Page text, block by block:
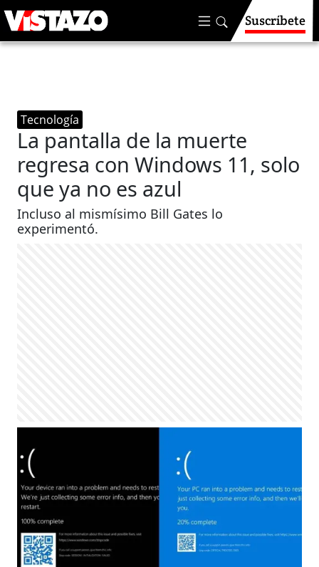
Suscríbete
Tecnología
La pantalla de la muerte
regresa con Windows 11, solo
que ya no es azul
Incluso al mismísimo Bill Gates lo
experimentó.